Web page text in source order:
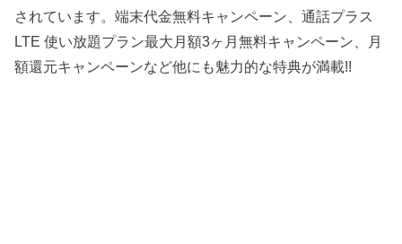
されています。端末代金無料キャンペーン、通話プラス
LTE 使い放題プラン最大月額3ヶ月無料キャンペーン、月
額還元キャンペーンなど他にも魅力的な特典が満載!!